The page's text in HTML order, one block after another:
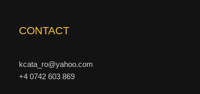
CONTACT
kcata_ro@yahoo.com
+4 0742 603 869